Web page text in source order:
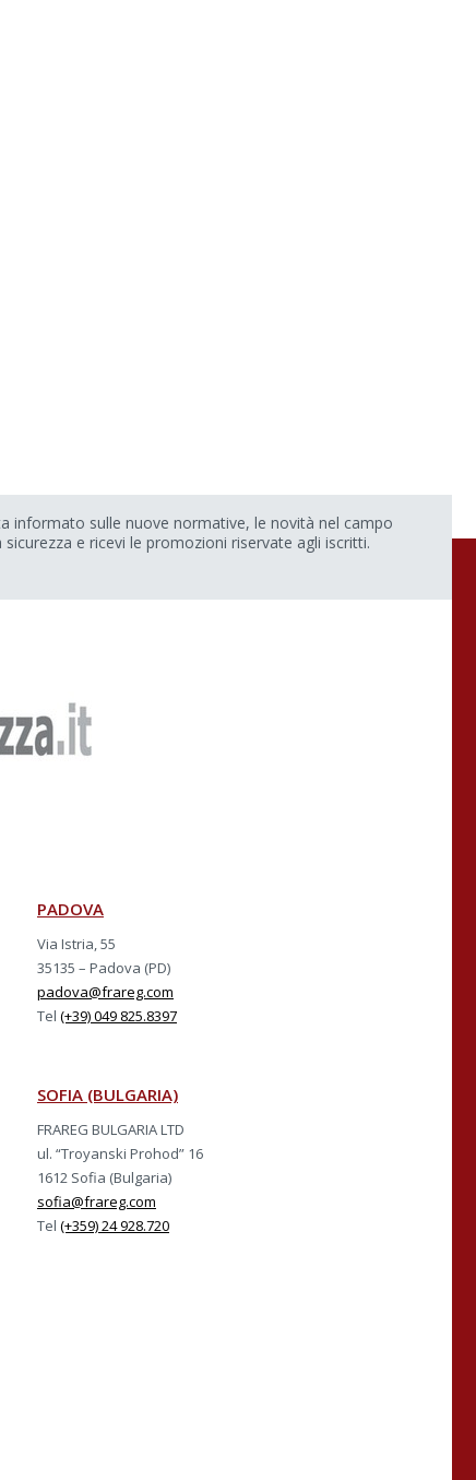
informato sulle nuove normative, le novità nel campo
sicurezza e ricevi le promozioni riservate agli iscritti.
PADOVA
Via Istria, 55
35135 – Padova (PD)
padova@frareg.com
Tel (+39) 049 825.8397
SOFIA (BULGARIA)
FRAREG BULGARIA LTD
ul. “Troyanski Prohod” 16
1612 Sofia (Bulgaria)
sofia@frareg.com
Tel (+359) 24 928.720